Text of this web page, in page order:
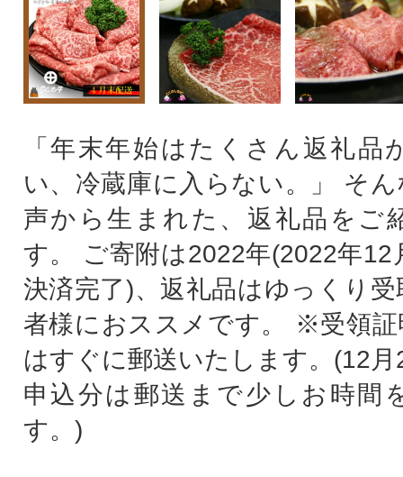
「年末年始はたくさん返礼品
い、冷蔵庫に入らない。」 そ
声から生まれた、返礼品をご
す。 ご寄附は2022年(2022年12
決済完了)、返礼品はゆっくり
者様におススメです。 ※受領証
はすぐに郵送いたします。(12
申込分は郵送まで少しお時間
す。)